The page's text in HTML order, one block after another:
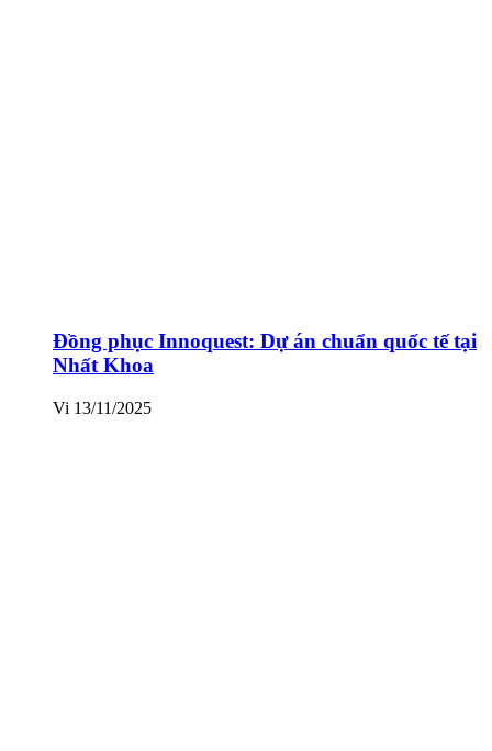
Đồng phục Innoquest: Dự án chuẩn quốc tế tại
Nhất Khoa
Vi 13/11/2025